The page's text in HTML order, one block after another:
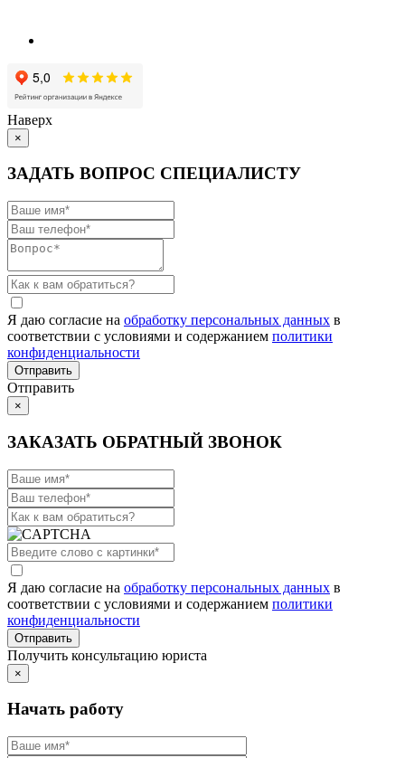
Наверх
×
ЗАДАТЬ ВОПРОС СПЕЦИАЛИСТУ
Я даю согласие на обработку персональных данных в
соответствии с условиями и содержанием политики
конфиденциальности
Отправить
×
ЗАКАЗАТЬ ОБРАТНЫЙ ЗВОНОК
Я даю согласие на обработку персональных данных в
соответствии с условиями и содержанием политики
конфиденциальности
Получить консультацию юриста
×
Начать работу